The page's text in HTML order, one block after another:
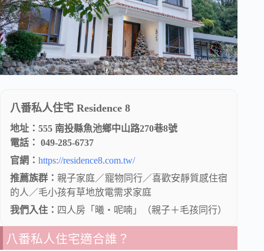
八番私人住宅 Residence 8
地址：555 南投縣魚池鄉中山路270巷8號
電話： 049-285-6737
官網： https://residence8.com.tw/
推薦族群：親子家庭／寵物同行／喜歡安靜質感住宿
的人／毛小孩有草地放電需求家庭
我們入住： 四人房「曦・呢喃」（親子＋毛孩同行）
八番私人住宅適合誰？